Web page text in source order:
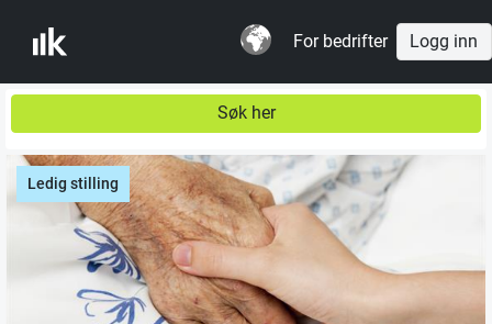
For bedrifter Logg inn
Søk her
Ledig stilling